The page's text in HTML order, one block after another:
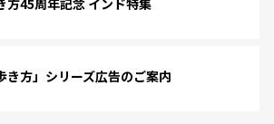
方45周年記念 インド特集
き方」シリーズ広告のご案内